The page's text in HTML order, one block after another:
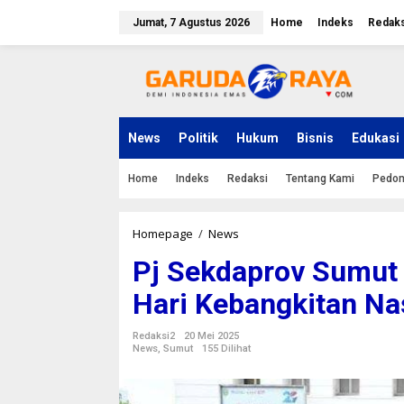
Jumat, 7 Agustus 2026 Home Indeks
News Politik Hukum Bisnis Edukasi
Home Indeks Redaksi Tentang Kami
Homepage / News
S
e
k
d
p
o
v
Pj Sekdaprov
Hari Kebangkitan
Redaksi2
20 Mei 2025
News, Sumut 155 Dilihat